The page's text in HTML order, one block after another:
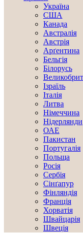
Україна
США
Канада
Австралія
Австрія
Арґентина
Бельгія
Білорусь
Ізраїль
Італія
Литва
Німеччина
Нідерлянди
ОАЕ
Пакистан
Португалія
Польща
Росія
Сербія
Сінґапур
Фінляндія
Франція
Хорватія
Швайцарія
Швеція